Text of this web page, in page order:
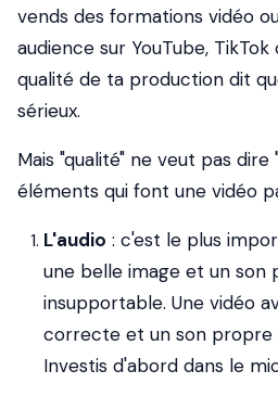
vends des formations vidéo
audience sur YouTube,
qualité de ta production dit
sérieux.
Mais "qualité" ne veut pas dire
éléments qui font une vidéo
L'audio : c'est le plus
une belle image et un son
insupportable. Une vidéo
correcte et un son propre
Investis d'abord dans le